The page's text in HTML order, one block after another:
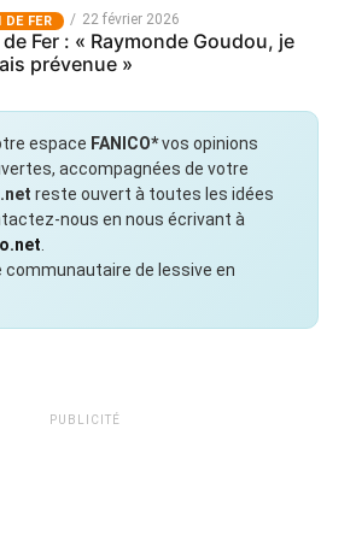
DE FER 22 février 2026
de Fer : « Raymonde Goudou, je
prévenue »
espace FANICO*vos opinions
accompagnées de votre
reste ouvert à toutes les idées
nous en nous écrivant à
communautaire de lessive en
PUBLICITÉ